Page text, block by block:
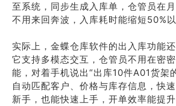
至系统，同步生成入库单，仓管员在
不用来回奔波，入库耗时能缩短50%以
实际上，金蝶仓库软件的出入库功能还
它支持多模态交互，仓管员不用在密
能，对着手机说出“出库10件A01货架
自动匹配客户、价格与库存信息，快
新手，也能快速上手，开单效率能提